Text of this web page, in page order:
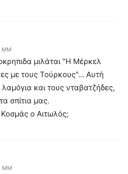
ΜΜ
μιλάται "Η Μέρκελ
με τους Τούρκους"… Αυτή
και τους νταβατζήδες,
σπίτια μας.
ο Αιτωλός;
ΜΜ